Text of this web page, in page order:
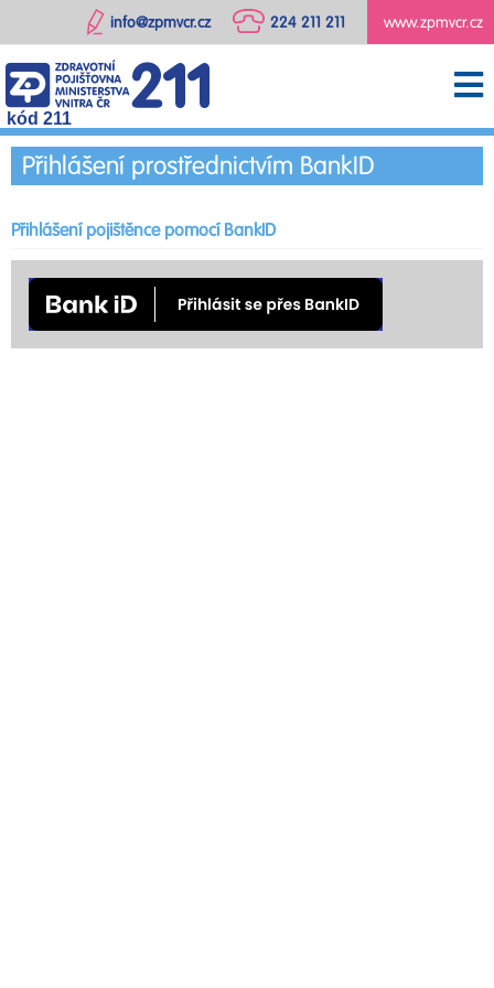
www.zpmvcr.cz
224 211 211
info@zpmvcr.cz
kód 211
Přihlášení prostřednictvím BankID
Přihlášení pojištěnce pomocí BankID